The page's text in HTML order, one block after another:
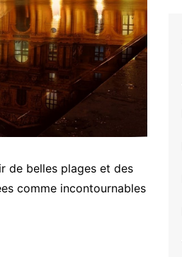
de belles plages et des
comme incontournables